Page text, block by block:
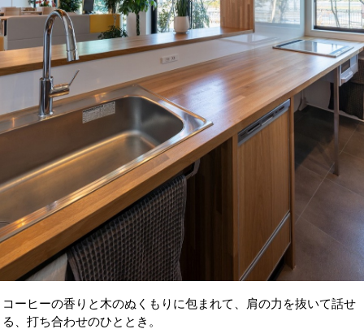
コーヒーの香りと木のぬくもりに包まれて、肩の力を抜いて話せ
る、打ち合わせのひととき。